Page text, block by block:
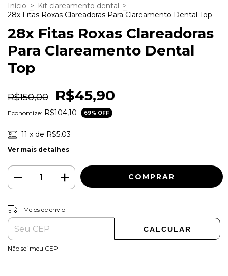
Início > Kit clareamento dental >
28x Fitas Roxas Clareadoras Para Clareamento Dental Top
28x Fitas Roxas Clareadoras
Para Clareamento Dental
Top
R$150,00 R$45,90
Economize: R$104,10 69% OFF
11 x de R$5,03
Ver mais detalhes
Entregas para o CEP:
Meios de envio
CALCULAR
Não sei meu CEP